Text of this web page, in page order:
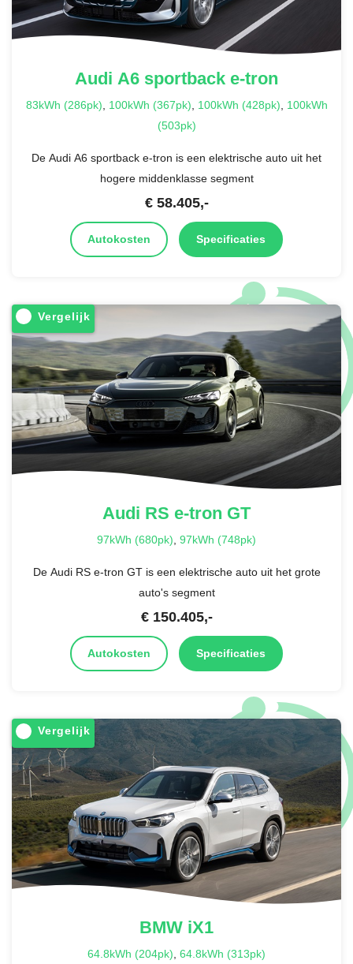
Audi A6 sportback e-tron
83kWh (286pk) 100kWh (367pk) 100kWh (428pk) 100kWh
(503pk)
De Audi A6 sportback e-tron is een elektrische auto uit het
hogere middenklasse segment
€ 58.405,-
Autokosten Specificaties
Vergelijk
Audi RS e-tron GT
97kWh (680pk), 97kWh (748pk)
De Audi RS e-tron GT is een elektrische auto uit het grote
auto's segment
€ 150.405,-
Autokosten Specificaties
Vergelijk
BMW iX1
64.8kWh (204pk), 64.8kWh (313pk)